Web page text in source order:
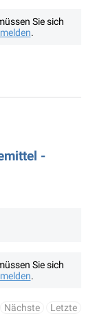
Sie sich
.
-
Sie sich
.
Nächste Letzte